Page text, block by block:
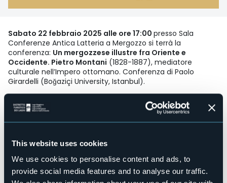
This website uses cookies
We use cookies to personalise content and ads, to
provide social media features and to analyse our traffic.
Sabato 22 febbraio 2025 alle ore 17:00 presso Sala
Conferenze Antica Latteria a Mergozzo si terrà la
conferenza: Un mergozzese illustre fra Oriente e
Occidente. Pietro Montani (1828-1887), mediatore
culturale nell’Impero ottomano. Conferenza di Paolo
Girardelli (Boğaziçi University, Istanbul).
Nel marzo del 1832, un bambino di quattro anni di nome
Pietro Montani si imbarcava con i suoi genitori, entrambi di
stabilmente insediata a Galata, il quartiere cosmopolita, di
origine genovese, di Costantinopoli, come ancora veniva
chiamata dagli europei la capitale ottomana - oggi
Istanbul. Inizia così la vicenda di vita di uno fra i più